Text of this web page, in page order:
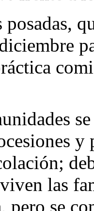
posadas,
y
las
pero se